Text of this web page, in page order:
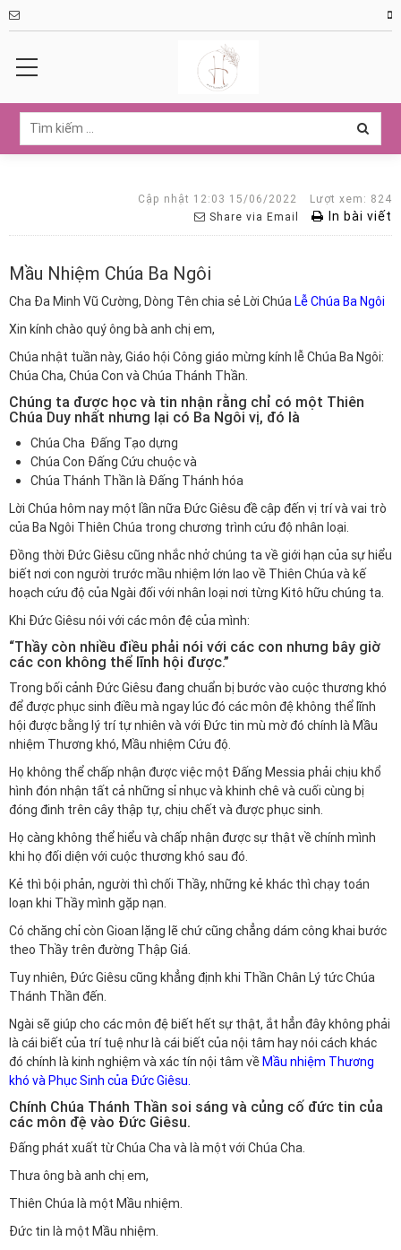
Cập nhật 12:03 15/06/2022
Lượt xem: 824
Share via Email
In bài viết
Mầu Nhiệm Chúa Ba Ngôi
Cha Đa Minh Vũ Cường, Dòng Tên chia sẻ Lời ChúaLễ Chúa Ba Ngôi
Xin kính chào quý ông bà anh chị em,
Chúa nhật tuần này, Giáo hội Công giáo mừng kính lễ Chúa Ba Ngôi:
Chúa Cha, Chúa Con và Chúa Thánh Thần.
Chúng ta được học và tin nhận rằng chỉ có một Thiên
Chúa Duy nhất nhưng lại có Ba Ngôi vị, đó là
Chúa Cha Đấng Tạo dựng
Chúa Con Đấng Cứu chuộc và
Chúa Thánh Thần là Đấng Thánh hóa
Lời Chúa hôm nay một lần nữa Đức Giêsu đề cập đến vị trí và vai trò
của Ba Ngôi Thiên Chúa trong chương trình cứu độ nhân loại.
Đồng thời Đức Giêsu cũng nhắc nhở chúng ta về giới hạn của sự hiểu
biết nơi con người trước mầu nhiệm lớn lao về Thiên Chúa và kế
hoạch cứu độ của Ngài đối với nhân loại nơi từng Kitô hữu chúng ta.
Khi Đức Giêsu nói với các môn đệ của mình:
“Thầy còn nhiều điều phải nói với các con nhưng bây giờ
các con không thể lĩnh hội được.”
Trong bối cảnh Đức Giêsu đang chuẩn bị bước vào cuộc thương khó
để được phục sinh điều mà ngay lúc đó các môn đệ không thể lĩnh
hội được bằng lý trí tự nhiên và với Đức tin mù mờ đó chính là Mầu
nhiệm Thương khó, Mầu nhiệm Cứu độ.
Họ không thể chấp nhận được việc một Đấng Messia phải chịu khổ
hình đón nhận tất cả những sỉ nhục và khinh chê và cuối cùng bị
đóng đinh trên cây thập tự, chịu chết và được phục sinh.
Họ càng không thể hiểu và chấp nhận được sự thật về chính mình
khi họ đối diện với cuộc thương khó sau đó.
Kẻ thì bội phản, người thì chối Thầy, những kẻ khác thì chạy toán
loạn khi Thầy mình gặp nạn.
Có chăng chỉ còn Gioan lặng lẽ chứ cũng chẳng dám công khai bước
theo Thầy trên đường Thập Giá.
Tuy nhiên, Đức Giêsu cũng khẳng định khi Thần Chân Lý tức Chúa
Thánh Thần đến.
Ngài sẽ giúp cho các môn đệ biết hết sự thật, ắt hẳn đây không phải
là cái biết của trí tuệ như là cái biết của nội tâm hay nói cách khác
đó chính là kinh nghiệm và xác tín nội tâm vềMầu nhiệm Thương
khó và Phục Sinh của Đức Giêsu.
Chính Chúa Thánh Thần soi sáng và củng cố đức tin của
các môn đệ vào Đức Giêsu.
Đấng phát xuất từ Chúa Cha và là một với Chúa Cha.
Thưa ông bà anh chị em,
Thiên Chúa là một Mầu nhiệm.
Đức tin là một Mầu nhiệm.